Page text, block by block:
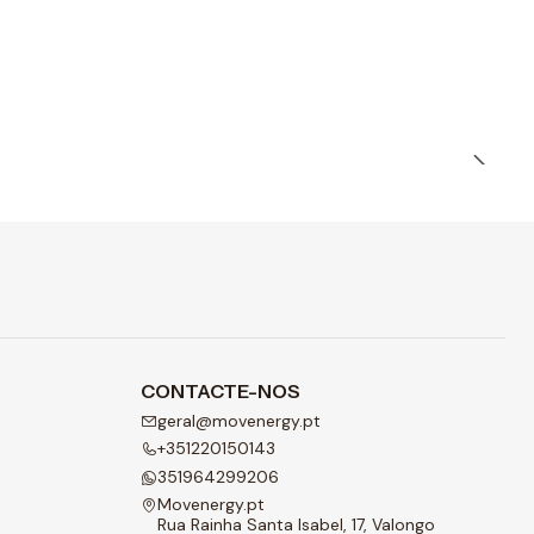
CONTACTE-NOS
geral@movenergy.pt
+351220150143
351964299206
Movenergy.pt
Rua Rainha Santa Isabel, 17, Valongo